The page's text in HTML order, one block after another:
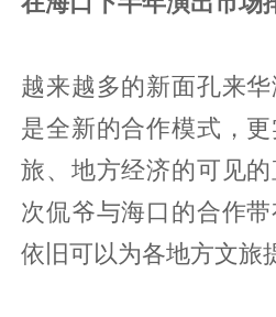
越来越多的新面孔来
是全新的合作模式，
旅、地方经济的可见
次侃爷与海口的合作
依旧可以为各地方文旅